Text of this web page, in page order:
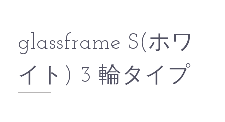
glassframe S(ホワ
イト) 3 輪タイプ